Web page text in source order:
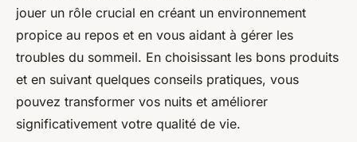
jouer un rôle crucial en créant un environnement
propice au repos et en vous aidant à gérer les
troubles du sommeil. En choisissant les bons produits
et en suivant quelques conseils pratiques, vous
pouvez transformer vos nuits et améliorer
significativement votre qualité de vie.